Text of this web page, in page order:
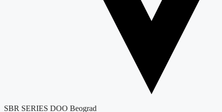
SBR SERIES DOO Beograd